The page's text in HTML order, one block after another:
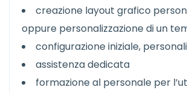
creazione layout grafico
oppure personalizzazione di un
configurazione iniziale,
assistenza dedicata
formazione al personale per